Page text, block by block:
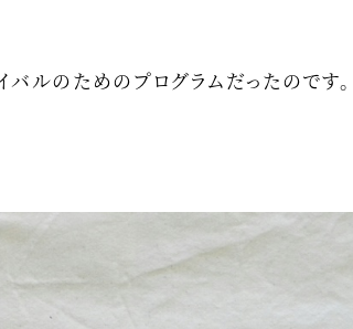
ルのためのプログラムだったのです。